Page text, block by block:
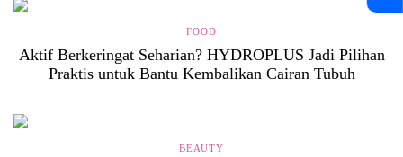
FOOD
Aktif Berkeringat Seharian? HYDROPLUS Jadi Pilihan
Praktis untuk Bantu Kembalikan Cairan Tubuh
BEAUTY